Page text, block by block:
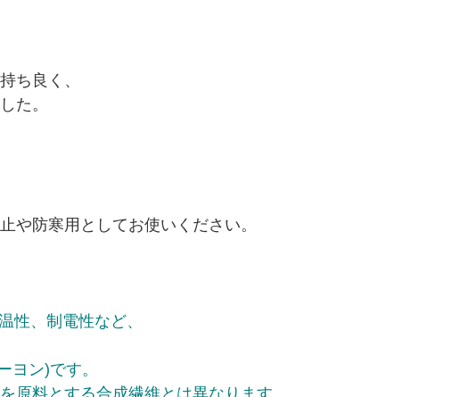
ち良く、
た。
や防寒用としてお使いください。
性、制電性など、
ヨン)です。
原料とする合成繊維とは異なります。